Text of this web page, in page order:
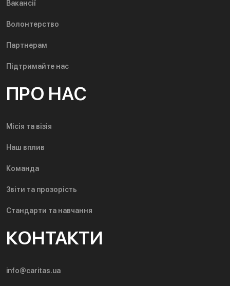
Вакансії
Волонтерство
Партнерам
Підтримайте нас
ПРО НАС
Місія та візія
Наш вплив
Команда
Звіти та прозорість
Стандарти та навчання
КОНТАКТИ
info@caritas.ua